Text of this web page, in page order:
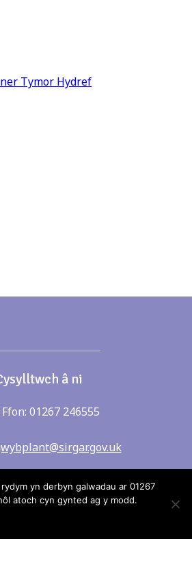
Tymor Hydref
â ni
01267 246555
yn derbyn galwadau ar 01267
atoch cyn gynted ag y modd.